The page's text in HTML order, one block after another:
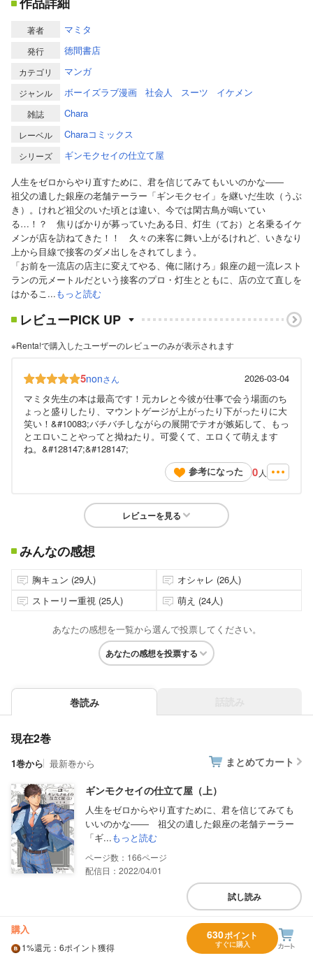
著者 マミタ
発行 徳間書店
カテゴリ マンガ
ジャンル ボーイズラブ漫画 社会人 スーツ イケメン
雑誌 Chara
レーベル Charaコミックス
シリーズ
ギンモクセイの仕立て屋
人生をゼロからやり直すために、君を信じてみてもいいのかな――
祖父の遺した銀座の老舗テーラー「ギンモクセイ」を継いだ生吹（うぶ
き）。けれど祖父のいた頃とは違い、今では閑古鳥が鳴いてい
る…！？ 焦りばかりが募っていたある日、灯生（てお）と名乗るイケ
メンが店を訪ねてきた！！ 久々の来客に舞い上がるけれど、いきなり
上から目線で接客のダメ出しをされてしまう。
「お前を一流店の店主に変えてやる、俺に賭けろ」銀座の超一流レスト
ランの元メートルだという接客のプロ・灯生とともに、店の立て直しを
はかるこ...もっと読む
レビューPICK UP
※Renta!で購入したユーザーのレビューのみが表示されます
5nonさん
2026-03-04
マミタ先生の本は最高です！元カレと今彼が仕事で会う場面のち
ょっと盛りしたり、マウントゲージが上がったり下がったりに大
笑い！&#10083;バチバチしながらの展開でテオが嫉妬して、もっ
とエロいことやってと拗ねたり。可愛くて、エロくて萌えます
ね。&#128147;&#128147;
参考になった
0 人
レビューを見る
みんなの感想
胸キュン (29人)
オシャレ (26人)
ストーリー重視 (25人)
萌え (24人)
あなたの感想を一覧から選んで投票してください。
あなたの感想を投票する
巻読み
現在2巻
1巻から 最新巻から まとめてカート
ギンモクセイの仕立て屋（上）
人生をゼロからやり直すために、君を信じてみても
いいのかな―― 祖父の遺した銀座の老舗テーラー
「ギ...もっと読む
166
配信日：2022/04/01
試し読み
購入
1%還元 ：6ポイント獲得
630ポイント
すぐに購入